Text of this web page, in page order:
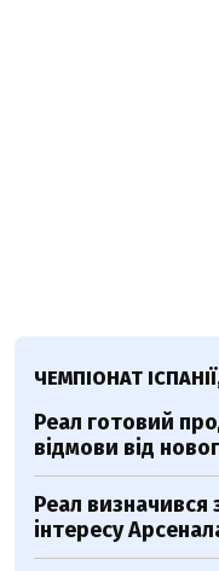
ЧЕМПІОНАТ
Реал готовий
відмови від
Реал визначився
інтересу